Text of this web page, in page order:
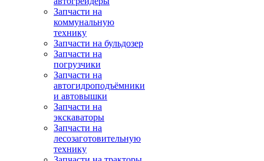
Запчасти на
коммунальную
технику
Запчасти на бульдозер
Запчасти на
погрузчики
Запчасти на
автогидроподъёмники
и автовышки
Запчасти на
экскаваторы
Запчасти на
лесозаготовительную
технику